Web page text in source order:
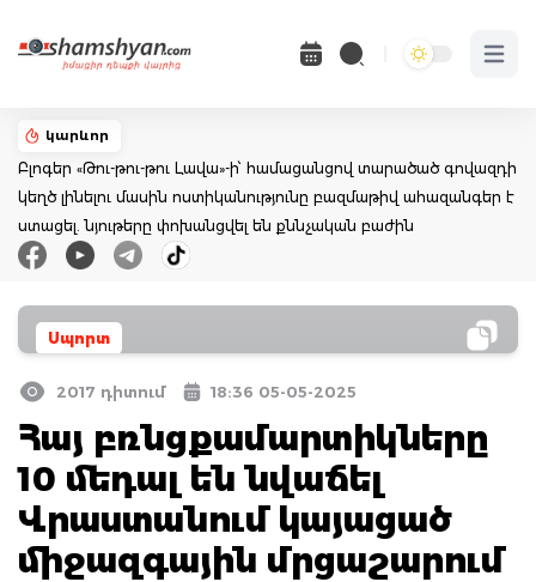
Open
կարևոր
Բլոգեր «Թու-թու-թու Լավա»-ի՝ համացանցով տարածած գովազդի
կեղծ լինելու մասին ոստիկանությունը բազմաթիվ ահազանգեր է
ստացել. նյութերը փոխանցվել են քննչական բաժին
Սպորտ
2017 դիտում 18:36 05-05-2025
Հայ բռնցքամարտիկները
10 մեդալ են նվաճել
Վրաստանում կայացած
միջազգային մրցաշարում